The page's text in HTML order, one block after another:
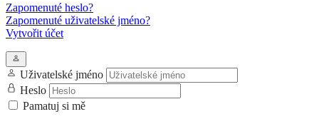
Zapomenuté heslo?
Zapomenuté uživatelské jméno?
Vytvořit účet
Uživatelské jméno
Heslo
Pamatuj si mě